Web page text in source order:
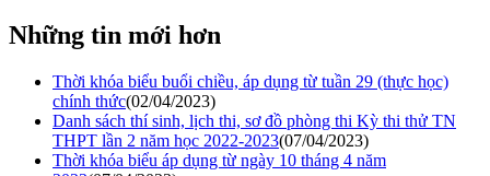
Những tin mới hơn
Thời khóa biểu buổi chiều, áp dụng từ tuần 29 (thực học)
chính thức(02/04/2023)
Danh sách thí sinh, lịch thi, sơ đồ phòng thi Kỳ thi thử TN
THPT lần 2 năm học 2022-2023(07/04/2023)
Thời khóa biểu áp dụng từ ngày 10 tháng 4 năm